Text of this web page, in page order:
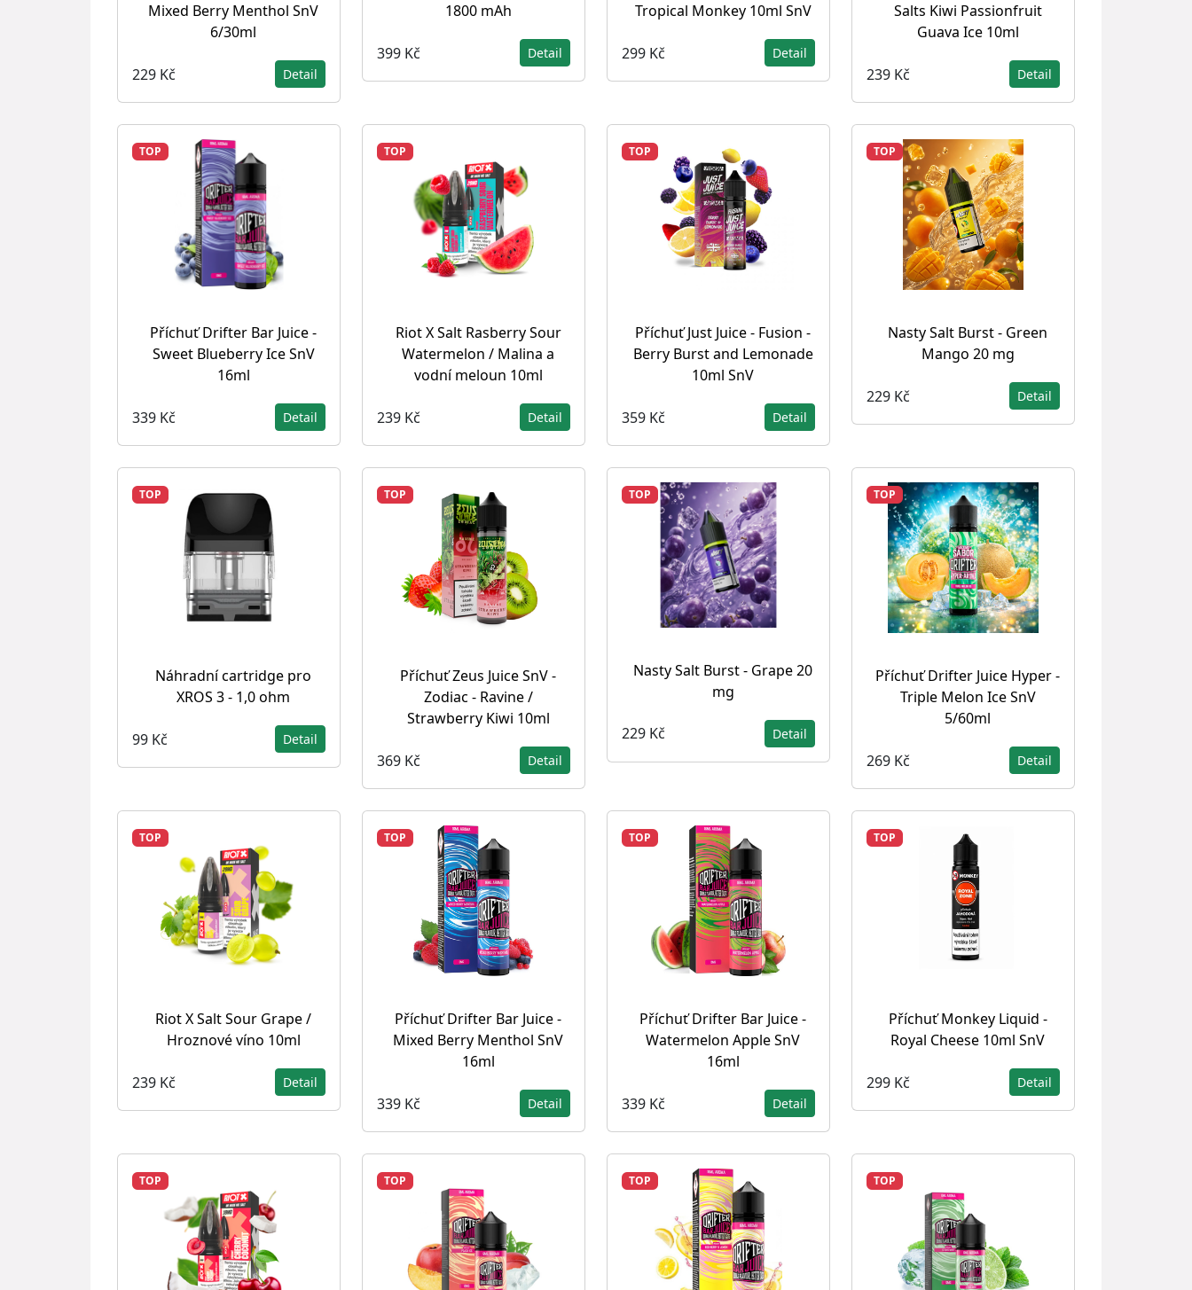
Mixed Berry Menthol SnV
6/30ml
229 Kč Detail
1800 mAh
399 Kč Detail
Tropical Monkey 10ml SnV
299 Kč Detail
Salts Kiwi Passionfruit
Guava Ice 10ml
239 Kč Detail
TOP
Příchuť Drifter Bar Juice -
Sweet Blueberry Ice SnV
16ml
339 Kč Detail
TOP
Riot X Salt Rasberry Sour
Watermelon / Malina a
vodní meloun 10ml
239 Kč Detail
TOP
Příchuť Just Juice - Fusion -
Berry Burst and Lemonade
10ml SnV
359 Kč Detail
TOP
Nasty Salt Burst - Green
Mango 20 mg
229 Kč Detail
TOP
Náhradní cartridge pro
XROS 3 - 1,0 ohm
99 Kč Detail
TOP
Příchuť Zeus Juice SnV -
Zodiac - Ravine /
Strawberry Kiwi 10ml
369 Kč Detail
TOP
Nasty Salt Burst - Grape 20
mg
229 Kč Detail
TOP
Příchuť Drifter Juice Hyper -
Triple Melon Ice SnV
5/60ml
269 Kč Detail
TOP
Riot X Salt Sour Grape /
Hroznové víno 10ml
239 Kč Detail
TOP
Příchuť Drifter Bar Juice -
Mixed Berry Menthol SnV
16ml
339 Kč Detail
TOP
Příchuť Drifter Bar Juice -
Watermelon Apple SnV
16ml
339 Kč Detail
TOP
Příchuť Monkey Liquid -
Royal Cheese 10ml SnV
299 Kč Detail
TOP TOP TOP TOP